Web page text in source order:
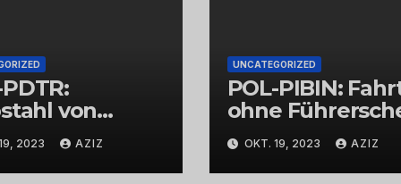
von
2023 AZIZ
UNCATEGORIZED
POL-PIBIN:
ohne
und unter
von Drogen
OKT. 19, 2023 AZIZ